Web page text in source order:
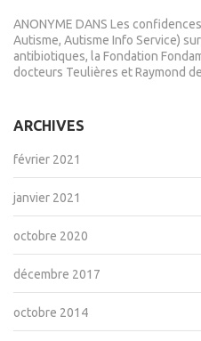
ANONYME DANS Les
Autisme, Autisme Info Service)
antibiotiques, la Fondation
docteurs Teulières et Raymond
ARCHIVES
février 2021
janvier 2021
octobre 2020
décembre 2017
octobre 2014